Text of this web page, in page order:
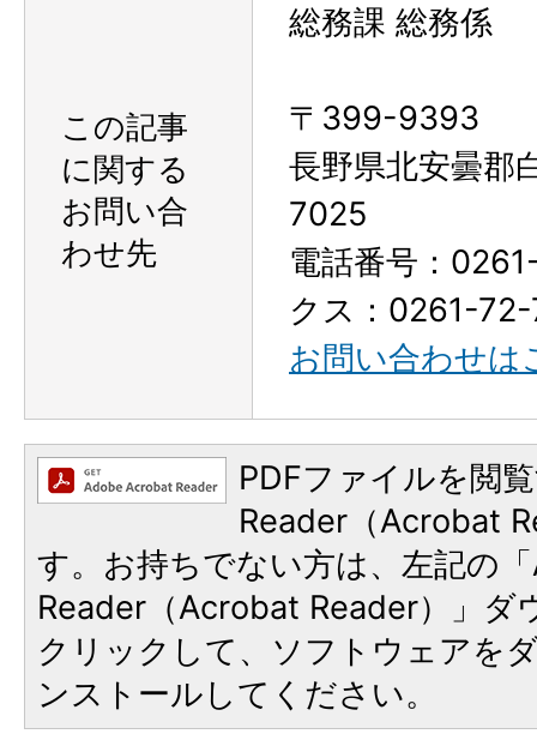
この記事
に関する
お問い合
わせ先
総務課 総務係
〒399-9393
長野県北安曇郡
7025
電話番号：
クス：0261-
お問い合わせは
PDFファイルを閲
Reader（Acrobat
す。お持ちでない方は、左記の
Reader（Acrobat Reader）」ダ
クリックして、ソフトウェアを
ンストールしてください。